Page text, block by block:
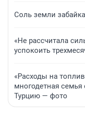
Соль земли
«Не рассчитала
успокоить
«Расходы на
многодетная семья
Турцию — фото